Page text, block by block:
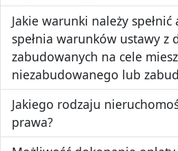
Jakie warunki należy
spełnia warunków ustawy z
zabudowanych na cele
niezabudowanego lub
Jakiego rodzaju
prawa?